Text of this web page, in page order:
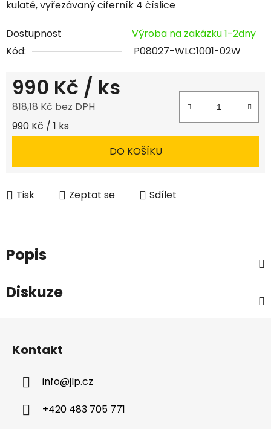
kulaté, vyřezávaný ciferník 4 číslice
Dostupnost
Výroba na zakázku 1-2dny
Kód:
P08027-WLC1001-02W
990 Kč / ks
818,18 Kč bez DPH
Měrná cena:
990 Kč / 1 ks
DO KOŠÍKU
Tisk Zeptat se Sdílet
Popis
Diskuze
Kontakt
info@jlp.cz
+420 483 705 771